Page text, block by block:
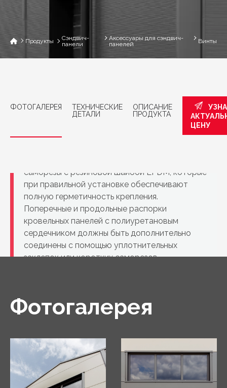
Продукты
Сэндвич-
панели
Аксессуары для сэндвич-
панелей
Винты
ФОТОГАЛЕРЕЯ
ТЕХНИЧЕСКИЕ
ДЕТАЛИ
ОПИСАНИЕ
ПРОДУКТА
ЦЕНУ
Винты
саморезы с резиновой шайбой EPDM, которые
при правильной установке обеспечивают
полную герметичность крепления.
Поперечные и продольные распорки
кровельных панелей с полиуретановым
сердечником должны быть дополнительно
соединены с помощью уплотнительных
заклепок или коротких саморезов,
Фотогалерея